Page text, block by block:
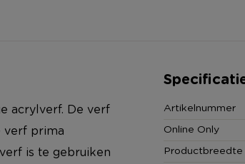
acrylverf. De verf
verf prima
is te gebruiken
Artikelnummer
Online Only